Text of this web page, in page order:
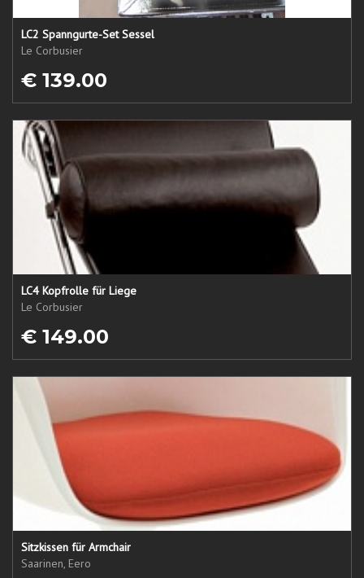
LC2 Spanngurte-Set Sessel
Le Corbusier
€ 139.00
LC4 Kopfrolle für Liege
Le Corbusier
€ 149.00
Sitzkissen für Armchair
Saarinen, Eero